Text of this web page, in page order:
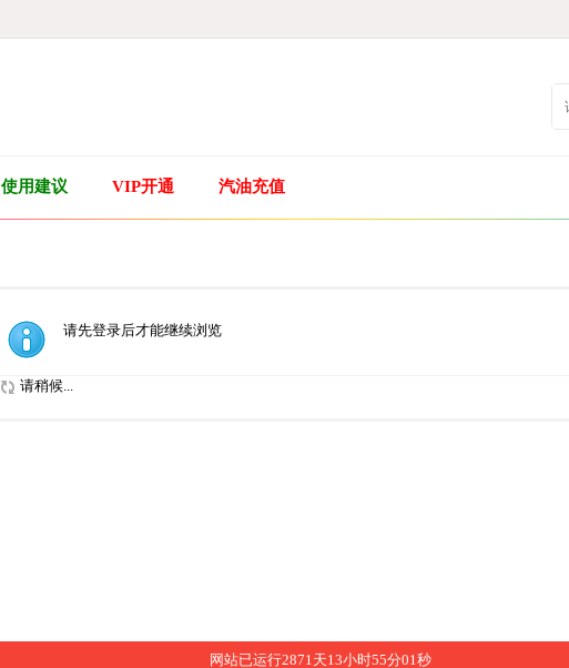
使用建议 VIP开通 汽油充值
请先登录后才能继续浏览
请稍候...
网站已运行2871天13小时55分01秒